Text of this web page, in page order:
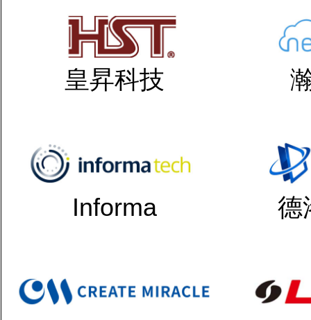
皇昇科技
Informa 德